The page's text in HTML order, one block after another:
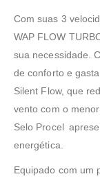
Com suas 3
WAP FLOW
sua necessidade.
de conforto e
Silent Flow, que
vento com o
Selo Procel
energética.
Equipado com um